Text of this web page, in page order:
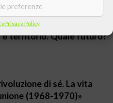
preferenze
Privacy Policy
e territorio. Quale futuro?
di sé. La vita
(1968-1970)»